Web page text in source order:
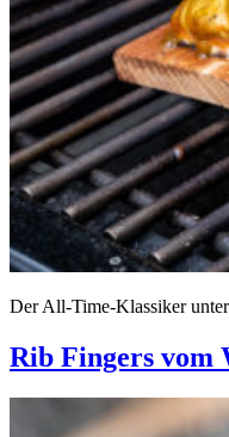
Der All-Time-Klassiker
Rib Fingers vom